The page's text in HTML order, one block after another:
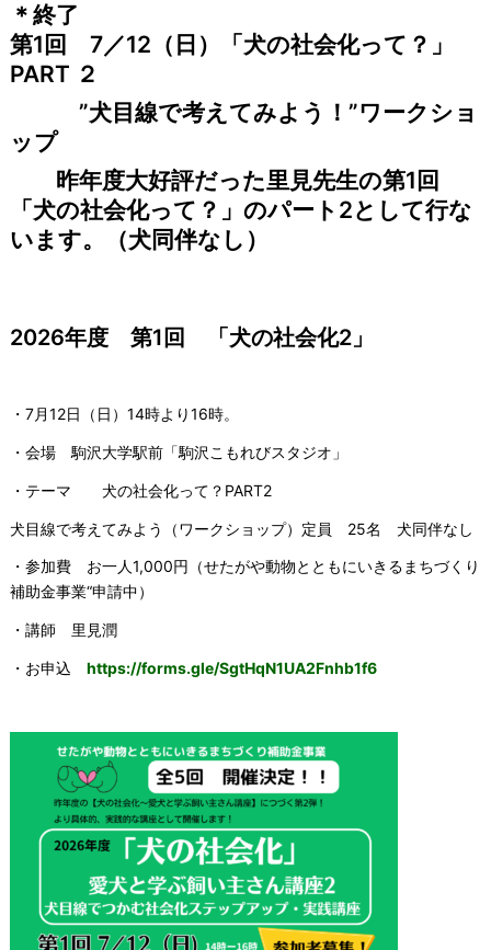
＊終了
第1回 7／12（日）「犬の社会化って？」
PART ２
”犬目線で考えてみよう！”ワークショ
ップ
昨年度大好評だった里見先生の第1回
「犬の社会化って？」のパート2として行な
います。（犬同伴なし）
2026年度 第1回 「犬の社会化2」
・7月12日（日）14時より16時。
・会場 駒沢大学駅前「駒沢こもれびスタジオ」
・テーマ 犬の社会化って？PART2
犬目線で考えてみよう（ワークショップ）定員 25名 犬同伴なし
・参加費 お一人1,000円（せたがや動物とともにいきるまちづくり
補助金事業“申請中）
・講師 里見潤
・お申込 https://forms.gle/SgtHqN1UA2Fnhb1f6